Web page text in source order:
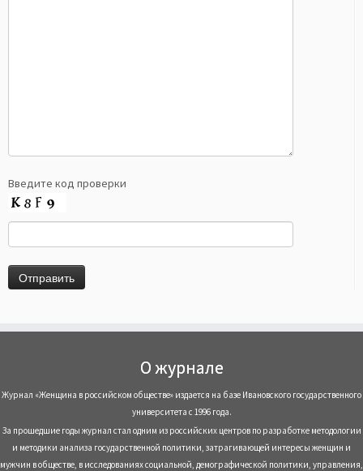
Введите код проверки
О журнале
Журнал «Женщина в российском обществе» издается на базе Ивановского государственного
университета с 1996 года.
За прошедшие годы журнал стал одним из российских центров по разработке методологии
и методики анализа государственной политики, затрагивающей интересы женщин и
мужчин в обществе, в исследованиях социальной, демографической политики, управления,